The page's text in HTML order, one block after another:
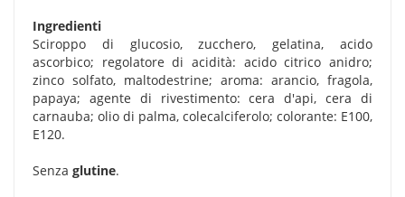
Ingredienti
Sciroppo di glucosio, zucchero, gelatina, acido
ascorbico; regolatore di acidità: acido citrico anidro;
zinco solfato, maltodestrine; aroma: arancio, fragola,
papaya; agente di rivestimento: cera d'api, cera di
carnauba; olio di palma, colecalciferolo; colorante: E100,
E120.
Senza glutine.